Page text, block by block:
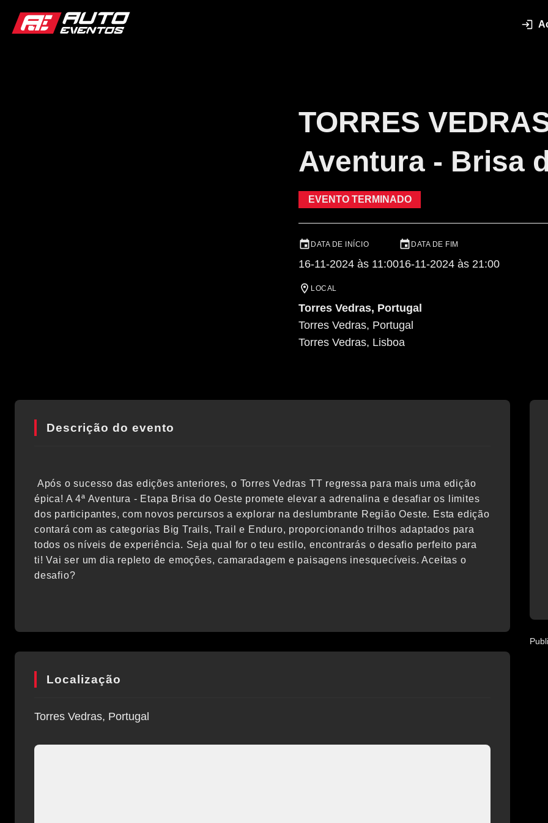
TORRES
Aventura - Brisa
EVENTO TERMINADO
DATA DE INÍCIO
16-11-2024 às 11:00
DATA DE FIM
16-11-2024 às 21:00
LOCAL
Torres Vedras, Portugal
Torres Vedras, Portugal
Torres Vedras, Lisboa
Descrição do evento
Após o sucesso das edições anteriores, o Torres Vedras TT regressa para mais uma edição
épica! A 4ª Aventura - Etapa Brisa do Oeste promete elevar a adrenalina e desafiar os limites
dos participantes, com novos percursos a explorar na deslumbrante Região Oeste. Esta edição
contará com as categorias Big Trails, Trail e Enduro, proporcionando trilhos adaptados para
todos os níveis de experiência. Seja qual for o teu estilo, encontrarás o desafio perfeito para
ti! Vai ser um dia repleto de emoções, camaradagem e paisagens inesquecíveis. Aceitas o
desafio?
Localização
Torres Vedras, Portugal